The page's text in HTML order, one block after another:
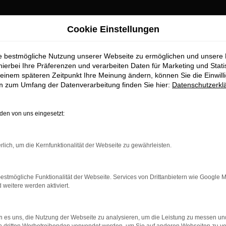
Top-Angebote
Sie im Autohaus Stiglmayr
für exzellente Audi Q8 Fahrzeuge für Augsburg und
Standards in Sachen Qualität und Leistung erfüllen. Wir
Audi Q8 Flotte und warum Autohaus Stiglmayr
Network Error
ist ein Fehler aufgetreten.
Cookie Einstellungen
bestmögliche Nutzung unserer Webseite zu ermöglichen und unsere
Ihre Präferenzen und verarbeiten Daten für Marketing und
späteren Zeitpunkt Ihre Meinung ändern, können Sie die
zum Umfang der Datenverarbeitung finden Sie hier:
von uns eingesetzt:
um die Kernfunktionalität der Webseite zu gewährleisten.
Funktionalität der Webseite. Services von Drittanbietern wie Google
weitere werden aktiviert.
es uns, die Nutzung der Webseite zu analysieren, um die Leistung zu messen